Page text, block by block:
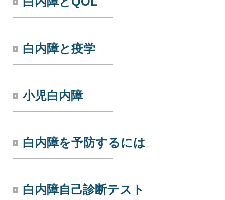
白内障と疫学
小児白内障
白内障を予防するには
白内障自己診断テスト